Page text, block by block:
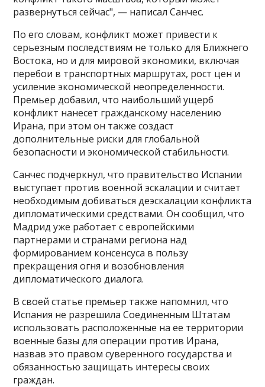
развернуться сейчас", — написал Санчес.
По его словам, конфликт может привести к
серьезным последствиям не только для Ближнего
Востока, но и для мировой экономики, включая
перебои в транспортных маршрутах, рост цен и
усиление экономической неопределенности.
Премьер добавил, что наибольший ущерб
конфликт нанесет гражданскому населению
Ирана, при этом он также создаст
дополнительные риски для глобальной
безопасности и экономической стабильности.
Санчес подчеркнул, что правительство Испании
выступает против военной эскалации и считает
необходимым добиваться деэскалации конфликта
дипломатическими средствами. Он сообщил, что
Мадрид уже работает с европейскими
партнерами и странами региона над
формированием консенсуса в пользу
прекращения огня и возобновления
дипломатического диалога.
В своей статье премьер также напомнил, что
Испания не разрешила Соединенным Штатам
использовать расположенные на ее территории
военные базы для операции против Ирана,
назвав это правом суверенного государства и
обязанностью защищать интересы своих
граждан.